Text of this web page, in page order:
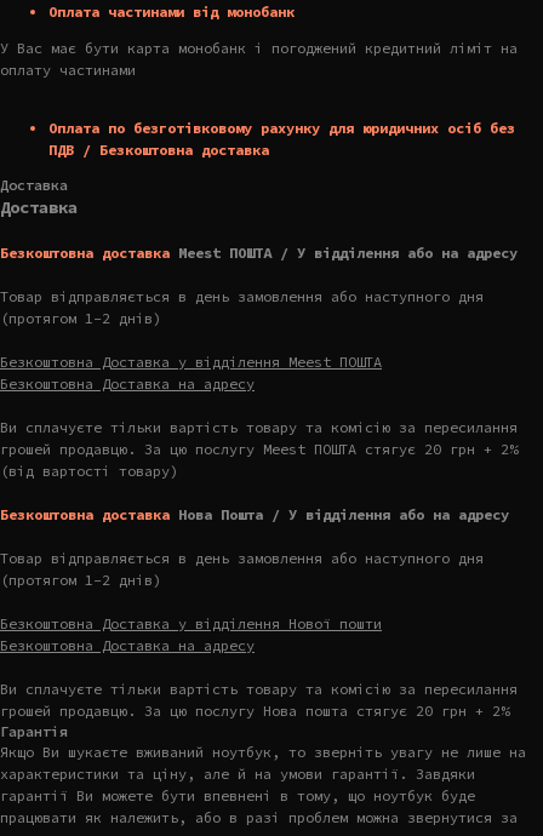
Оплата частинами від монобанк
У Вас має бути карта монобанк і погоджений кредитний ліміт на
оплату частинами
Оплата по безготівковому рахунку для юридичних осіб без
ПДВ / Безкоштовна доставка
Доставка
Доставка
Безкоштовна доставка Meest ПОШТА / У відділення або на адресу
Товар відправляється в день замовлення або наступного дня
(протягом 1-2 днів)
Безкоштовна Доставка у відділення Meest ПОШТА
Безкоштовна Доставка на адресу
Ви сплачуєте тільки вартість товару та комісію за пересилання
грошей продавцю. За цю послугу Meest ПОШТА стягує 20 грн + 2%
(від вартості товару)
Безкоштовна доставка Нова Пошта / У відділення або на адресу
Товар відправляється в день замовлення або наступного дня
(протягом 1-2 днів)
Безкоштовна Доставка у відділення Нової пошти
Безкоштовна Доставка на адресу
Ви сплачуєте тільки вартість товару та комісію за пересилання
грошей продавцю. За цю послугу Нова пошта стягує 20 грн + 2%
Гарантія
Якщо Ви шукаєте вживаний ноутбук, то зверніть увагу не лише на
характеристики та ціну, але й на умови гарантії. Завдяки
гарантії Ви можете бути впевнені в тому, що ноутбук буде
працювати як належить, або в разі проблем можна звернутися за